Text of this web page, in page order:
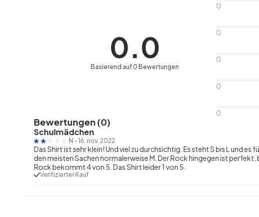
0.0
Basierend auf 0 Bewertungen
0
0
0
0
0
Bewertungen (0)
Schulmädchen
N - 16. nov. 2022
Das Shirt ist sehr klein! Und viel zu durchsichtig. Es steht S bis L und es
den meisten Sachen normalerweise M. Der Rock hingegen ist
Rock bekommt 4 von 5. Das Shirt leider 1 von 5.
Verifizierter Kauf